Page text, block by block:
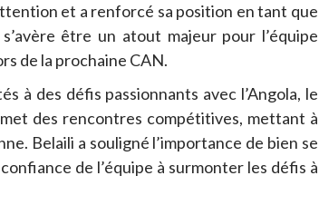
et a renforcé sa position en tant que
être un atout majeur pour l’équipe
de la prochaine CAN.
à des défis passionnants avec l’Angola, le
des rencontres compétitives, mettant à
Belaili a souligné l’importance de bien se
de l’équipe à surmonter les défis à